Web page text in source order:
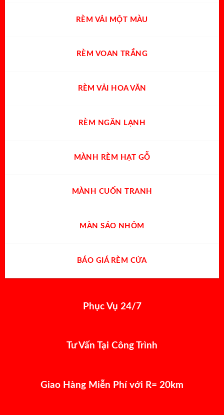
RÈM VẢI MỘT MÀU
RÈM VOAN TRẮNG
RÈM VẢI HOA VĂN
RÈM NGĂN LẠNH
MÀNH RÈM HẠT GỖ
MÀNH CUỐN TRANH
MÀN SÁO NHÔM
BÁO GIÁ RÈM CỬA
Phục Vụ 24/7
Tư Vấn Tại Công Trình
Giao Hàng Miễn Phí với R= 20km